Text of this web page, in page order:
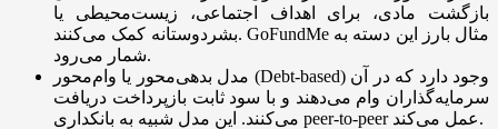
بازگشت مادی، برای اهداف اجتماعی، زیست‌محیطی یا
بشردوستانه کمک می‌کنند. GoFundMe مثال بارز این دسته به
شمار می‌رود.
مدل بدهی‌محور یا وام‌محور (Debt-based) وجود دارد که در آن
سرمایه‌گذاران وام می‌دهند و با سود ثابت بازپرداخت دریافت
می‌کنند. این مدل شبیه به بانکداری peer-to-peer عمل می‌کند.